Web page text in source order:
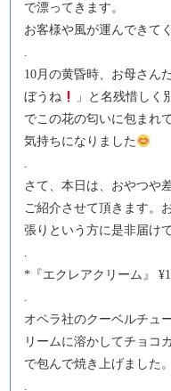
で漂ってきます。
お客様や風が運んできて
.
10月の黄昏時、お母さん
ぼうね
」と名残惜しく
でこの花の匂いに包まれ
気持ちになりました
.
さて、本日は、おやつや
ご紹介させて頂きます。
張りという方に是非届け
.
*『エクレアクリーム』
.
オペラ社のクーベルチュ
リームに溶かしてチョコ
で包んで焼き上げました。
.